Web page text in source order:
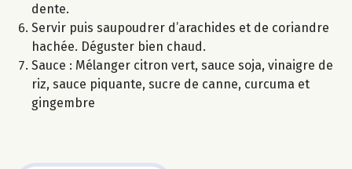
dente.
Servir puis saupoudrer d’arachides et de coriandre
hachée. Déguster bien chaud.
Sauce : Mélanger citron vert, sauce soja, vinaigre de
riz, sauce piquante, sucre de canne, curcuma et
gingembre